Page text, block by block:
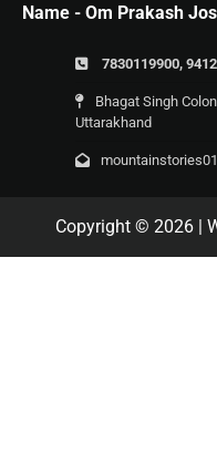
Name - Om Prakash
7830119900,
Bhagat Singh
Uttarakhand
Copyright © 2026 |